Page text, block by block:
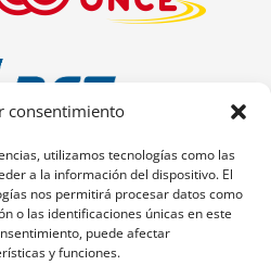
consentimiento
utilizamos tecnologías como las
a la información del dispositivo. El
nos permitirá procesar datos como
o las identificaciones únicas en este
puede afectar
y funciones.